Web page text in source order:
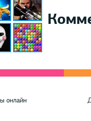
онлайн